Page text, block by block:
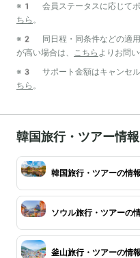
※1 会員ステータスに応じてポ
ちら 。
※2 同日程・同条件などの適用
が高い場合は、
こちら よりお問
※3 サポート金額はキャンセ
ちら 。
韓国旅行・ツアー情報
韓国旅行・ツアーの情報
ソウル旅行・ツアーの
釜山旅行・ツアーの情報